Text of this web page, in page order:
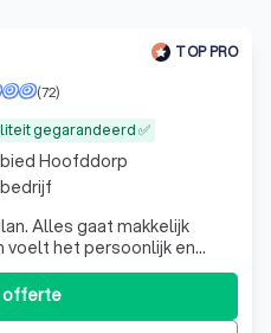
TOP PRO
gegarandeerd ✅
(72)
Alles gaat makkelijk
voelt het persoonlijk en
offerte
Hoofddorp